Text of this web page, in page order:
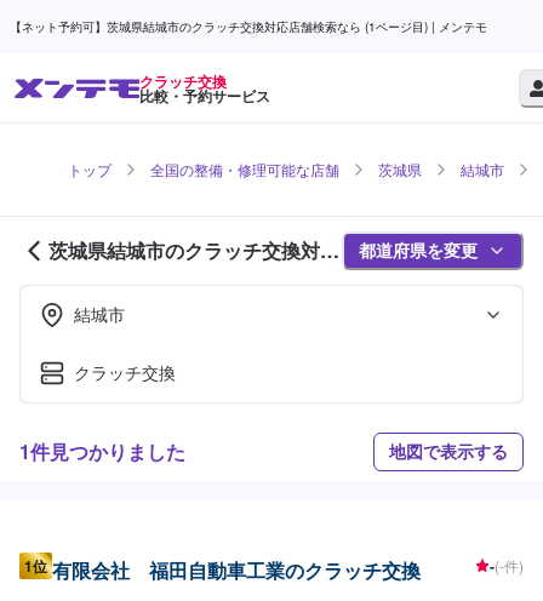
【ネット予約可】茨城県結城市のクラッチ交換対応店舗検索なら (1ページ目) | メンテモ
クラッチ交換
比較・予約サービス
トップ 全国の整備・修理可能な店舗 茨城県 結城市
茨城県結城市のクラッチ交換対応
店舗紹介 (1ページ目)
都道府県を変更
結城市
クラッチ交換
1件見つかりました 地図で表示する
1位 有限会社 福田自動車工業のクラッチ交換 -(-件)